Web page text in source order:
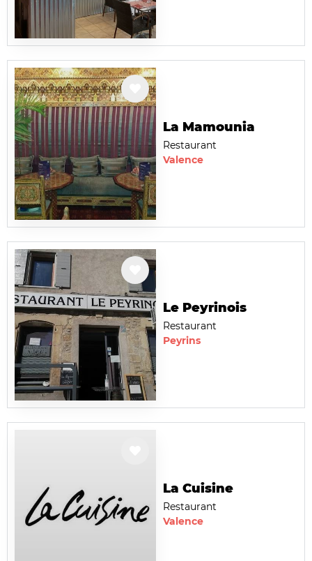
La Mamounia
Restaurant
Valence
Le Peyrinois
Restaurant
Peyrins
La Cuisine
Restaurant
Valence